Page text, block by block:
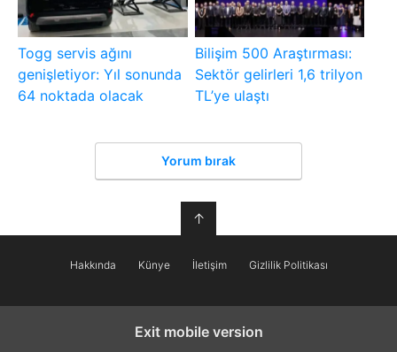
Togg servis ağını
genişletiyor: Yıl sonunda
64 noktada olacak
Bilişim 500 Araştırması:
Sektör gelirleri 1,6 trilyon
TL’ye ulaştı
Yorum bırak
↑
Hakkında Künye İletişim Gizlilik Politikası
Exit mobile version